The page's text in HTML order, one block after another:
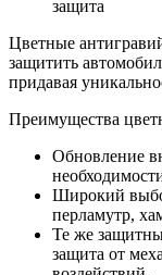
защита
Цветные
защитить
придавая
Преимущества
Обновление
Широкий
перламутр,
Те же
защита от